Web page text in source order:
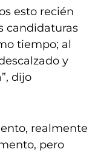
esto recién
candidaturas
tiempo; al
y
dijo
realmente
pero